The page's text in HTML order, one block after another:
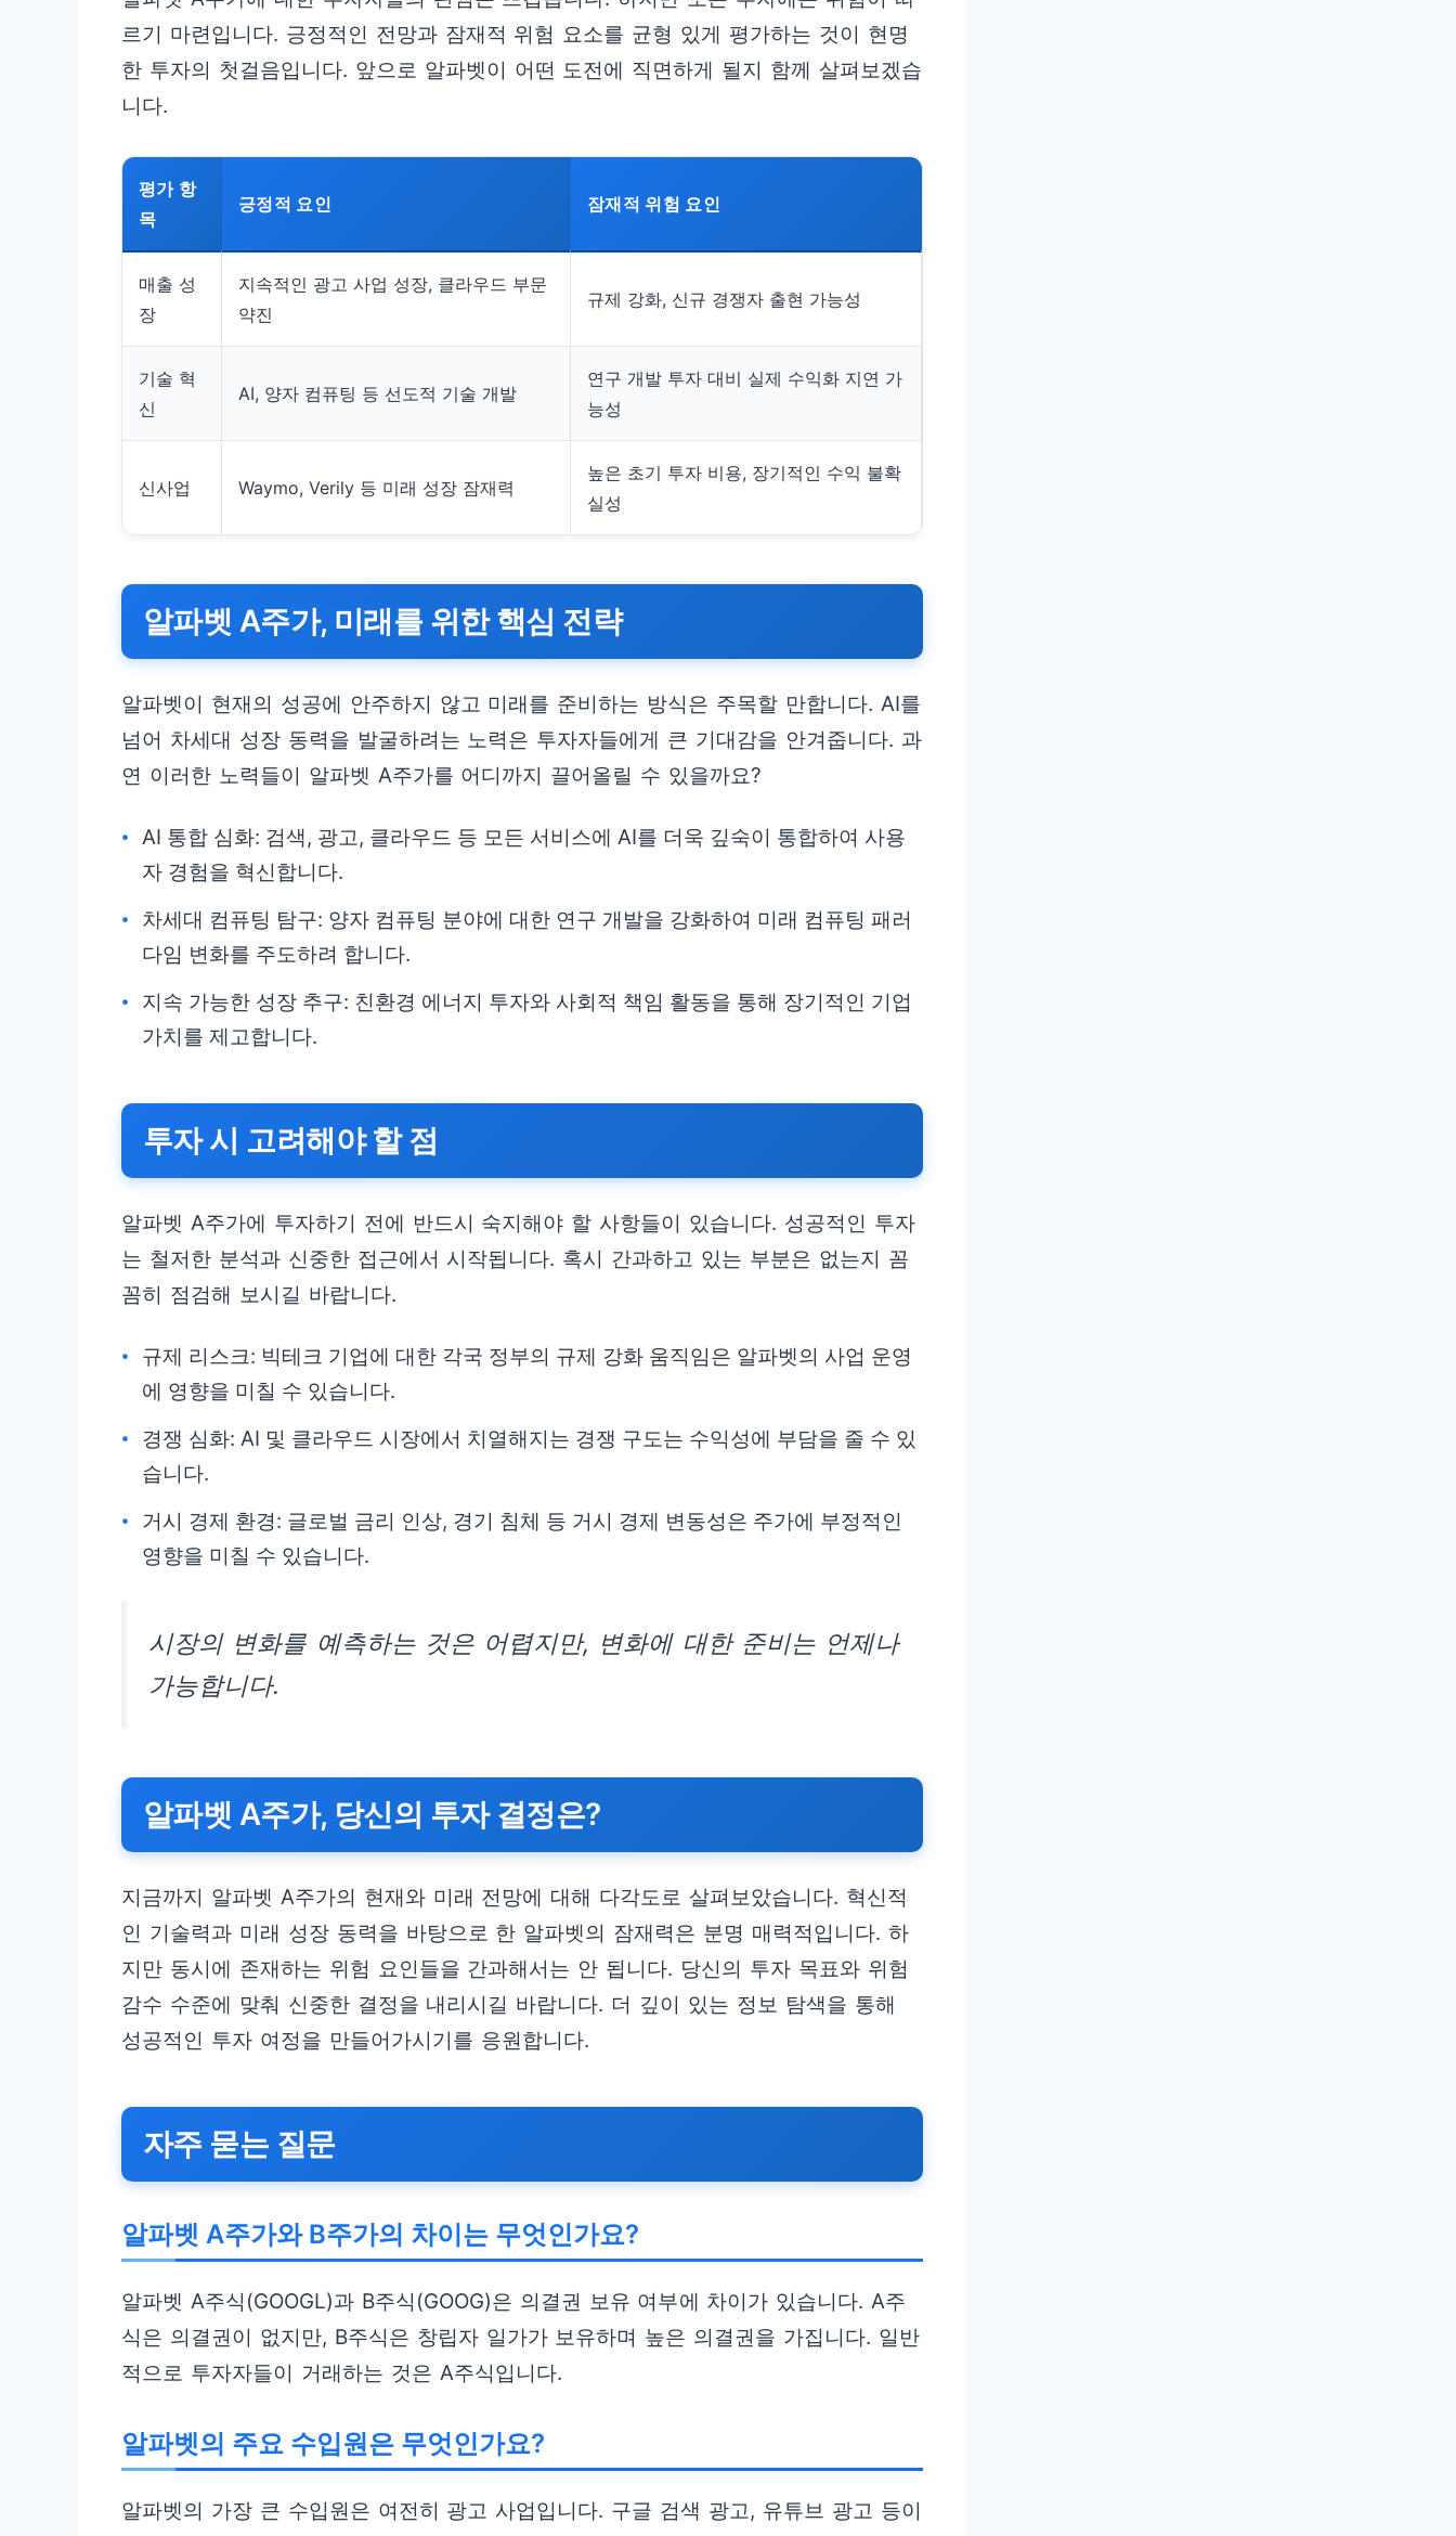
르기 마련입니다. 긍정적인 전망과 잠재적 위험 요소를 균형 있게 평가하는 것이 현명
한 투자의 첫걸음입니다. 앞으로 알파벳이 어떤 도전에 직면하게 될지 함께 살펴보겠습
니다.
평가 항
목
긍정적 요인 잠재적 위험 요인
매출 성
장
지속적인 광고 사업 성장, 클라우드 부문
약진
규제 강화, 신규 경쟁자 출현 가능성
기술 혁
신
AI, 양자 컴퓨팅 등 선도적 기술 개발
연구 개발 투자 대비 실제 수익화 지연 가
능성
신사업 Waymo, Verily 등 미래 성장 잠재력
높은 초기 투자 비용, 장기적인 수익 불확
실성
알파벳 A주가, 미래를 위한 핵심 전략
알파벳이 현재의 성공에 안주하지 않고 미래를 준비하는 방식은 주목할 만합니다. AI를
넘어 차세대 성장 동력을 발굴하려는 노력은 투자자들에게 큰 기대감을 안겨줍니다. 과
연 이러한 노력들이 알파벳 A주가를 어디까지 끌어올릴 수 있을까요?
AI 통합 심화: 검색, 광고, 클라우드 등 모든 서비스에 AI를 더욱 깊숙이 통합하여 사용
자 경험을 혁신합니다.
차세대 컴퓨팅 탐구: 양자 컴퓨팅 분야에 대한 연구 개발을 강화하여 미래 컴퓨팅 패러
다임 변화를 주도하려 합니다.
지속 가능한 성장 추구: 친환경 에너지 투자와 사회적 책임 활동을 통해 장기적인 기업
가치를 제고합니다.
투자 시 고려해야 할 점
알파벳 A주가에 투자하기 전에 반드시 숙지해야 할 사항들이 있습니다. 성공적인 투자
는 철저한 분석과 신중한 접근에서 시작됩니다. 혹시 간과하고 있는 부분은 없는지 꼼
꼼히 점검해 보시길 바랍니다.
규제 리스크: 빅테크 기업에 대한 각국 정부의 규제 강화 움직임은 알파벳의 사업 운영
에 영향을 미칠 수 있습니다.
경쟁 심화: AI 및 클라우드 시장에서 치열해지는 경쟁 구도는 수익성에 부담을 줄 수 있
습니다.
거시 경제 환경: 글로벌 금리 인상, 경기 침체 등 거시 경제 변동성은 주가에 부정적인
영향을 미칠 수 있습니다.
시장의 변화를 예측하는 것은 어렵지만, 변화에 대한 준비는 언제나
가능합니다.
알파벳 A주가, 당신의 투자 결정은?
지금까지 알파벳 A주가의 현재와 미래 전망에 대해 다각도로 살펴보았습니다. 혁신적
인 기술력과 미래 성장 동력을 바탕으로 한 알파벳의 잠재력은 분명 매력적입니다. 하
지만 동시에 존재하는 위험 요인들을 간과해서는 안 됩니다. 당신의 투자 목표와 위험
감수 수준에 맞춰 신중한 결정을 내리시길 바랍니다. 더 깊이 있는 정보 탐색을 통해
성공적인 투자 여정을 만들어가시기를 응원합니다.
자주 묻는 질문
알파벳 A주가와 B주가의 차이는 무엇인가요?
알파벳 A주식(GOOGL)과 B주식(GOOG)은 의결권 보유 여부에 차이가 있습니다. A주
식은 의결권이 없지만, B주식은 창립자 일가가 보유하며 높은 의결권을 가집니다. 일반
적으로 투자자들이 거래하는 것은 A주식입니다.
알파벳의 주요 수입원은 무엇인가요?
알파벳의 가장 큰 수입원은 여전히 광고 사업입니다. 구글 검색 광고, 유튜브 광고 등이